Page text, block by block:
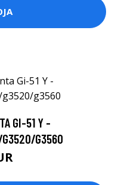
GI-51 Y -
G3560